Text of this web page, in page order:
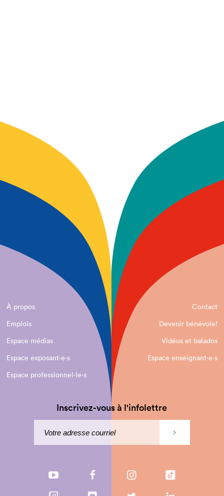
À propos
Contact
Emplois
Devenir bénévole!
Espace médias
Vidéos et balados
Espace exposant·e⋅s
Espace enseignant·e⋅s
Espace professionnel·le⋅s
Inscrivez-vous à l'infolettre